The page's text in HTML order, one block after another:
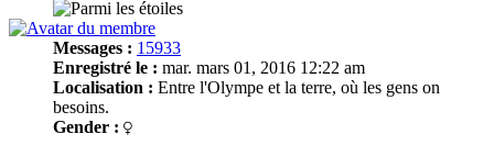
Messages : 15933
Enregistré le : mar. mars 01, 2016 12:22 am
Localisation : Entre l'Olympe et la terre, où les gens on
besoins.
Gender :